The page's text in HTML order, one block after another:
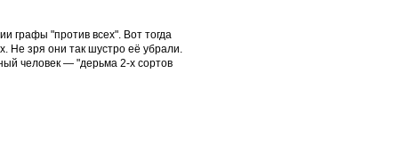
графы "против всех". Вот тогда
Не зря они так шустро её убрали.
человек — "дерьма 2-х сортов